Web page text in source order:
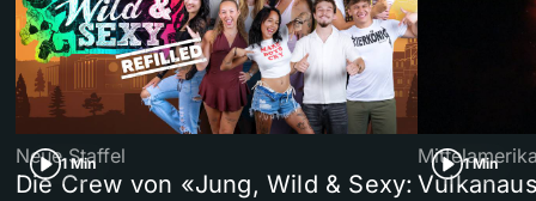
1 Min
Neue Staffel
Die Crew von «Jung, Wild & Sexy:
1 Min